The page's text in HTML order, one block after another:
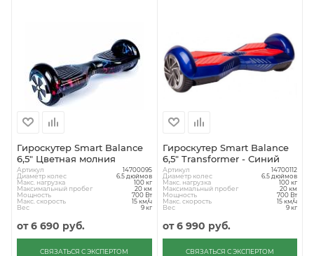
Гироскутер Smart Balance
6,5" Цветная молния
Артикул 14700095
Диаметр колес 6.5 дюймов
Макс. нагрузка 100 кг
Максимальный пробег 20 км
Мощность 700 Вт
Макс. скорость 15 км/ч
Вес 9 кг
от6 690 руб.
СВЯЗАТЬСЯ С ЭКСПЕРТОМ
Гироскутер Smart Balance
6,5" Transformer - Синий
Артикул 14700112
Диаметр колес 6.5 дюймов
Макс. нагрузка 100 кг
Максимальный пробег 20 км
Мощность 700 Вт
Макс. скорость 15 км/ч
Вес 9 кг
от6 990 руб.
СВЯЗАТЬСЯ С ЭКСПЕРТОМ